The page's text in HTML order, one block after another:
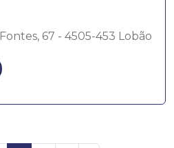
67 - 4505-453 Lobão